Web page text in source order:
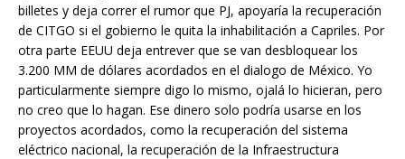
billetes y deja correr el rumor que PJ, apoyaría la recuperación
de CITGO si el gobierno le quita la inhabilitación a Capriles. Por
otra parte EEUU deja entrever que se van desbloquear los
3.200 MM de dólares acordados en el dialogo de México. Yo
particularmente siempre digo lo mismo, ojalá lo hicieran, pero
no creo que lo hagan. Ese dinero solo podría usarse en los
proyectos acordados, como la recuperación del sistema
eléctrico nacional, la recuperación de la Infraestructura